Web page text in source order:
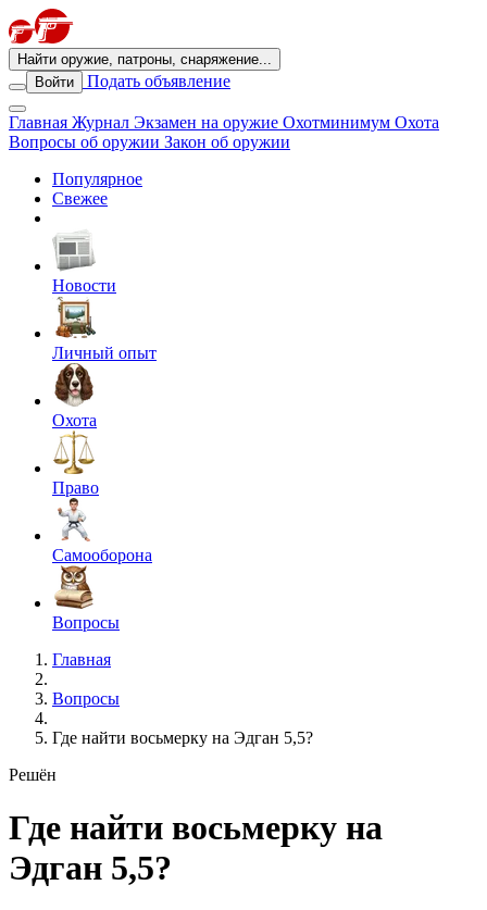
Найти оружие, патроны, снаряжение...
Войти
Подать объявление
Главная Журнал Экзамен на оружие Охотминимум Охота
Вопросы об оружии Закон об оружии
Популярное
Свежее
Новости
Личный опыт
Охота
Право
Самооборона
Вопросы
Главная
Вопросы
Где найти восьмерку на Эдган 5,5?
Решён
Где найти восьмерку на
Эдган 5,5?